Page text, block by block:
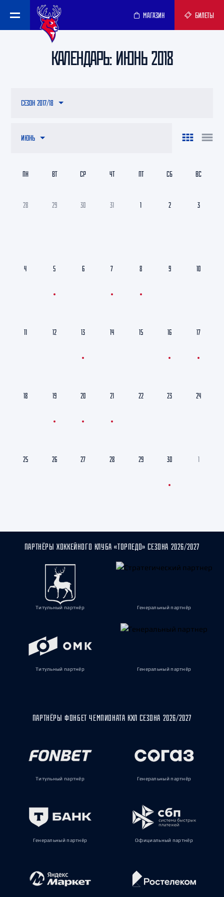
МАГАЗИН БИЛЕТЫ
КАЛЕНДАРЬ: ИЮНЬ 2018
ИЮНЬ
СЕЗОН 2017/18
28 29 30 31 1 2 3
4 5 6 7 8 9 10
11 12 13 14 15 16 17
18 19 20 21 22 23 24
25 26 27 28 29 30 1
ПН ВТ СР ЧТ ПТ СБ ВС
ПАРТНЁРЫ ХОККЕЙНОГО КЛУБА «ТОРПЕДО» СЕЗОНА 2026/2027
Титульный партнёр Генеральный партнёр
Титульный партнёр Генеральный партнёр
ПАРТНЁРЫ ФОНБЕТ ЧЕМПИОНАТА КХЛ СЕЗОНА 2026/2027
Титульный партнёр Генеральный партнёр
Генеральный партнёр Официальный партнёр